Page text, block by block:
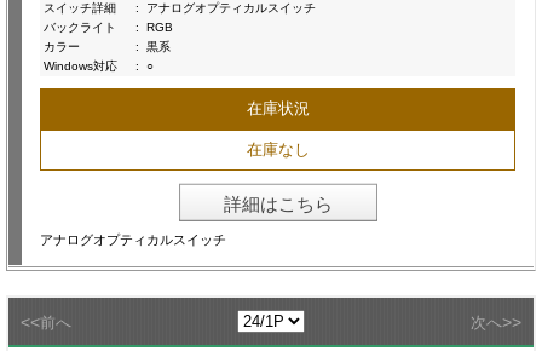
スイッチ詳細
:
アナログオプティカルスイッチ
バックライト
:
RGB
カラー
:
黒系
Windows対応
: ○
在庫状況
在庫なし
詳細はこちら
アナログオプティカルスイッチ
<<前へ 次へ>>